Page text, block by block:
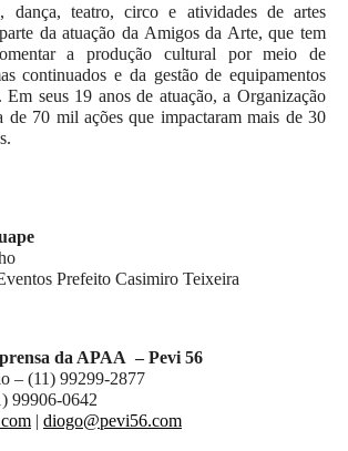
dança, teatro, circo e atividades de artes
da atuação da Amigos da Arte, que tem
a produção cultural por meio de
continuados e da gestão de equipamentos
seus 19 anos de atuação, a Organização
de 70 mil ações que impactaram mais de 30
Prefeito Casimiro Teixeira
da APAA  – Pevi 56
– (11) 99299-2877
99906-0642
| diogo@pevi56.com